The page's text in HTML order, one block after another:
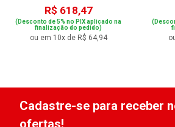
R$ 618,47
(Desconto de 5% no PIX aplicado na
finalização do pedido)
ou em 10x de R$ 64,94
Cadastre-se para receber
ofertas!